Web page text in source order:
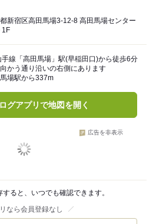
新宿区高田馬場3-12-8 高田馬場センター
1F
手線「高田馬場」駅(早稲田口)から徒歩6分
かう通り沿いの右側にあります
場駅から337m
グアプリで地図を開く
広告を非表示
ると、いつでも確認できます。
なら会員登録なし